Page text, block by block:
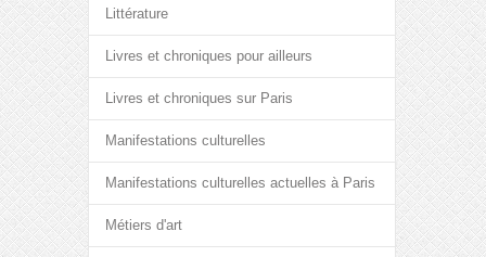
Littérature
Livres et chroniques pour ailleurs
Livres et chroniques sur Paris
Manifestations culturelles
Manifestations culturelles actuelles à Paris
Métiers d'art